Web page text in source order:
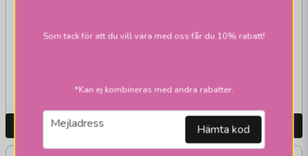
House bordslampor
vardagar
LÄGG I VARUKORGEN
vardagar
LÄGG I VARUKORGEN
Som tack för att du vill vara med oss får du 10% rabatt!
*Kan ej kombineras med andra rabatter.
email
Mejladress Hämta kod